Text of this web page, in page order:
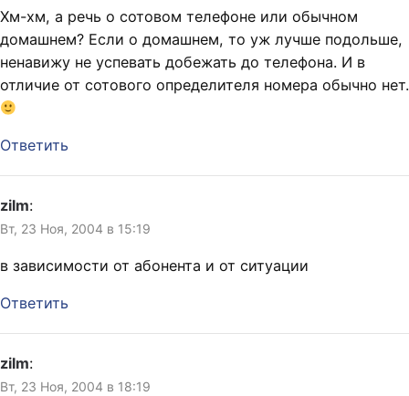
Хм-хм, а речь о сотовом телефоне или обычном
домашнем? Если о домашнем, то уж лучше подольше,
ненавижу не успевать добежать до телефона. И в
отличие от сотового определителя номера обычно нет.
Ответить
zilm:
Вт, 23 Ноя, 2004 в 15:19
в зависимости от абонента и от ситуации
Ответить
zilm:
Вт, 23 Ноя, 2004 в 18:19